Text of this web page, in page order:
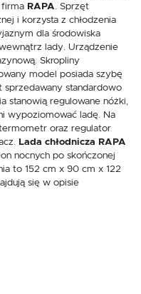
firma RAPA . Sprzęt
i korzysta z chłodzenia
dla środowiska
lady. Urządzenie
Skropliny
model posiada szybę
sprzedawany standardowo
stanowią regulowane nóżki,
wypoziomować ladę. Na
oraz regulator
Lada chłodnicza RAPA
nocnych po skończonej
to 152 cm x 90 cm x 122
się w opisie